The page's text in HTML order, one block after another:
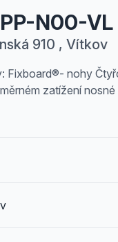
N00-VL
910 , Vítkov
Fixboard®- nohy
zatížení